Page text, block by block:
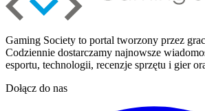
Gaming Society to portal tworzony przez
Codziennie dostarczamy najnowsze
esportu, technologii, recenzje sprzętu i gier
Dołącz do nas